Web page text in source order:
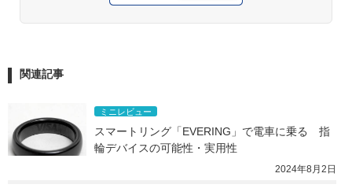
関連記事
ミニレビュー
スマートリング「EVERING」で電車に乗る　指
輪デバイスの可能性・実用性
2024年8月2日